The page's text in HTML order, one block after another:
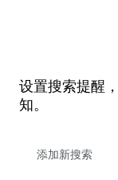
设置搜索提醒
知。